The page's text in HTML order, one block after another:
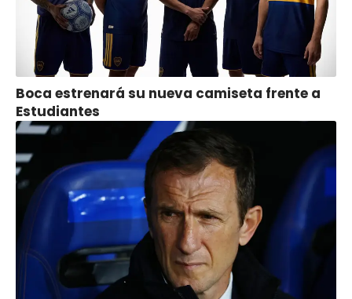
Boca estrenará su nueva camiseta frente a
Estudiantes